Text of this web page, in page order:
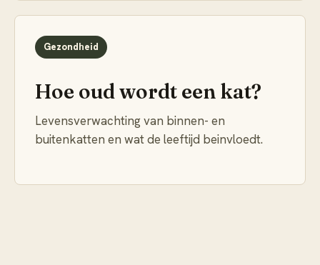
Gezondheid
Hoe oud wordt een kat?
Levensverwachting van binnen- en
buitenkatten en wat de leeftijd beinvloedt.